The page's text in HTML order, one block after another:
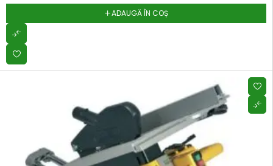
ADAUGĂ ÎN COȘ